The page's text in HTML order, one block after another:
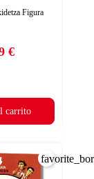
Figura
€
carrito